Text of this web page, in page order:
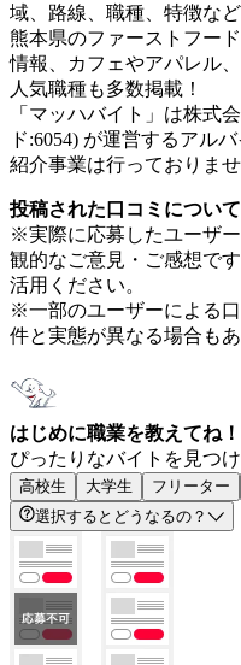
域、路線、職種、特徴な
熊本県のファーストフー
情報、カフェやアパレル
人気職種も多数掲載！
「マッハバイト」は株式
ド:6054) が運営するアル
紹介事業は行っておりませ
投稿された口コミについて
※実際に応募したユーザ
観的なご意見・ご感想で
活用ください。
※一部のユーザーによる
件と実態が異なる場合もあ
はじめに職業を教えてね！
ぴったりなバイトを見つ
高校生 大学生 フリーター
選択するとどうなるの？